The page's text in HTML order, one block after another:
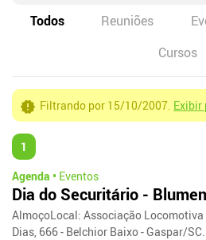
Todos Reuniões
Cursos
Filtrando por 15/10/2007. Exibir
1
Agenda • Eventos
Dia do Securitário -
AlmoçoLocal: Associação
Dias, 666 - Belchior Baixo - Gaspar/SC...